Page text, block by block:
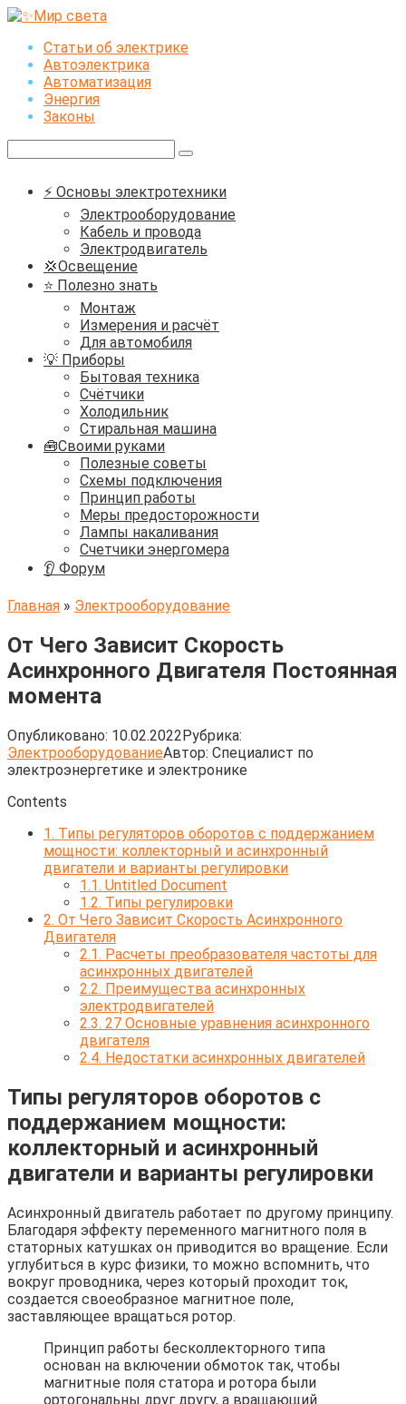
Перейти
контентуСтатьи об электрике
Автоэлектрика
Автоматизация
Энергия
Законы
⚡ Основы электротехники
Электрооборудование
Кабель и провода
Электродвигатель
💢Освещение
⭐ Полезно знать
Монтаж
Измерения и расчёт
Для автомобиля
💡 Приборы
Бытовая техника
Счётчики
Холодильник
Стиральная машина
🧰Своими руками
Полезные советы
Схемы подключения
Принцип работы
Меры предосторожности
Лампы накаливания
Счетчики энергомера
👂 Форум
Главная » Электрооборудование
От Чего Зависит Скорость
Асинхронного Двигателя Постоянная
момента
Опубликовано: 10.02.2022Рубрика:
ЭлектрооборудованиеАвтор: Cпециалист по
электроэнергетике и электронике
Contents
1. Типы регуляторов оборотов с поддержанием
мощности: коллекторный и асинхронный
двигатели и варианты регулировки
1.1. Untitled Document
1.2. Типы регулировки
2. От Чего Зависит Скорость Асинхронного
Двигателя
2.1. Расчеты преобразователя частоты для
асинхронных двигателей
2.2. Преимущества асинхронных
электродвигателей
2.3. 27 Основные уравнения асинхронного
двигателя
2.4. Недостатки асинхронных двигателей
Типы регуляторов оборотов с
поддержанием мощности:
коллекторный и асинхронный
двигатели и варианты регулировки
Асинхронный двигатель работает по другому принципу.
Благодаря эффекту переменного магнитного поля в
статорных катушках он приводится во вращение. Если
углубиться в курс физики, то можно вспомнить, что
вокруг проводника, через который проходит ток,
создается своеобразное магнитное поле,
заставляющее вращаться ротор.
Принцип работы бесколлекторного типа
основан на включении обмоток так, чтобы
магнитные поля статора и ротора были
ортогональны друг другу, а вращающий